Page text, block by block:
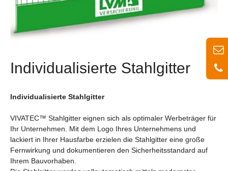
Individualisierte Stahlgitter
Individualisierte Stahlgitter
VIVATEC™ Stahlgitter eignen sich als optimaler Werbeträger für
Ihr Unternehmen. Mit dem Logo Ihres Unternehmens und
lackiert in Ihrer Hausfarbe erzielen die Stahlgitter eine große
Fernwirkung und dokumentieren den Sicherheitsstandard auf
Ihrem Bauvorhaben.